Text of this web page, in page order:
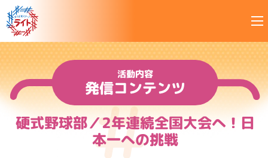
硬式野球部／2年連続全国大会へ！日本一への挑戦｜中京大
活動内容
発信コンテンツ
硬式野球部／2年連続全国大会へ！日
本一への挑戦